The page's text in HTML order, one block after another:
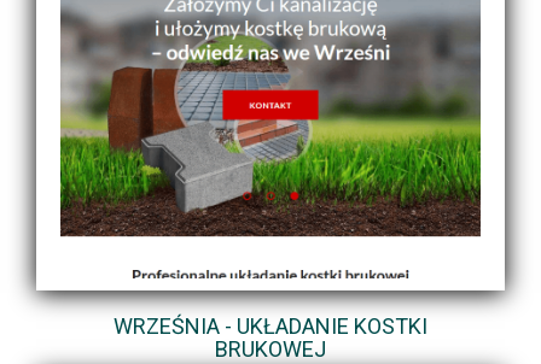
WRZEŚNIA - UKŁADANIE KOSTKI
BRUKOWEJ